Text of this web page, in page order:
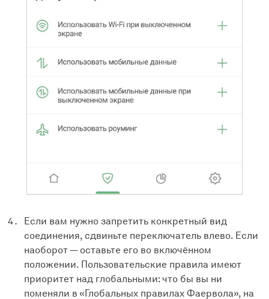
Если вам нужно запретить конкретный вид
соединения, сдвиньте переключатель влево. Если
наоборот — оставьте его во включённом
положении. Пользовательские правила имеют
приоритет над глобальными: что бы вы ни
поменяли в «Глобальных правилах Фаервола», на